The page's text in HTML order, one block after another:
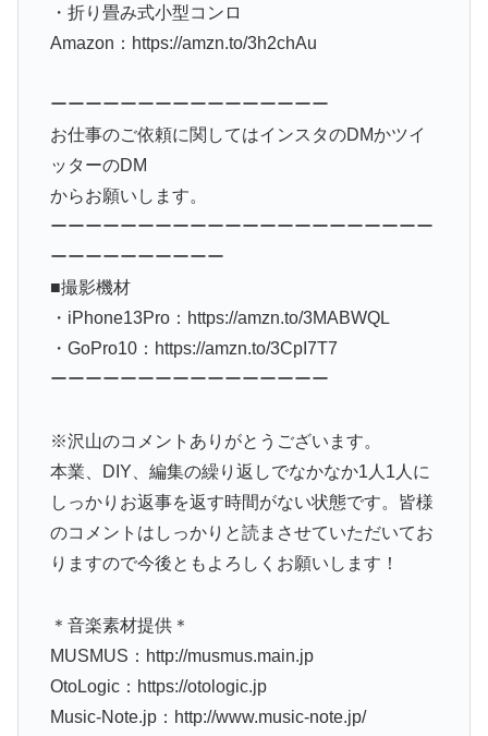
・折り畳み式小型コンロ
Amazon：https://amzn.to/3h2chAu
ーーーーーーーーーーーーーーーー
お仕事のご依頼に関してはインスタのDMかツイ
ッターのDM
からお願いします。
ーーーーーーーーーーーーーーーーーーーーーー
ーーーーーーーーーー
■撮影機材
・iPhone13Pro：https://amzn.to/3MABWQL
・GoPro10：https://amzn.to/3CpI7T7
ーーーーーーーーーーーーーーーー
※沢山のコメントありがとうございます。
本業、DIY、編集の繰り返しでなかなか1人1人に
しっかりお返事を返す時間がない状態です。皆様
のコメントはしっかりと読まさせていただいてお
りますので今後ともよろしくお願いします！
＊音楽素材提供＊
MUSMUS：http://musmus.main.jp
OtoLogic：https://otologic.jp
Music-Note.jp：http://www.music-note.jp/